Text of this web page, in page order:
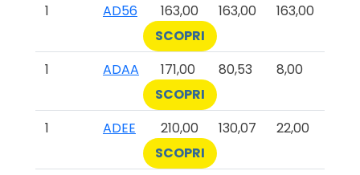
1
AD56 163,00 163,00
163,00
SCOPRI
1
ADAA 171,00 80,53
8,00
SCOPRI
1
ADEE 210,00 130,07
22,00
SCOPRI